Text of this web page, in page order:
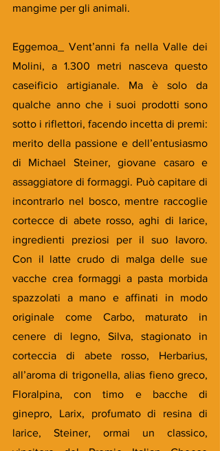
mangime per gli animali.
Eggemoa_ Vent’anni fa nella Valle dei
Molini, a 1.300 metri nasceva questo
caseificio artigianale. Ma è solo da
qualche anno che i suoi prodotti sono
sotto i riflettori, facendo incetta di premi:
merito della passione e dell’entusiasmo
di Michael Steiner, giovane casaro e
assaggiatore di formaggi. Può capitare di
incontrarlo nel bosco, mentre raccoglie
cortecce di abete rosso, aghi di larice,
ingredienti preziosi per il suo lavoro.
Con il latte crudo di malga delle sue
vacche crea formaggi a pasta morbida
spazzolati a mano e affinati in modo
originale come Carbo, maturato in
cenere di legno, Silva, stagionato in
corteccia di abete rosso, Herbarius,
all’aroma di trigonella, alias fieno greco,
Floralpina, con timo e bacche di
ginepro, Larix, profumato di resina di
larice, Steiner, ormai un classico,